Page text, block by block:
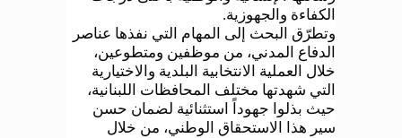
الكفاءة والجهوزية.
وتطرّق البحث إلى المهام التي نفذها عناصر
الدفاع المدني، من موظفين ومتطوعين،
خلال العملية الانتخابية البلدية والاختيارية
التي شهدتها مختلف المحافظات اللبنانية،
حيث بذلوا جهوداً استثنائية لضمان حسن
سير هذا الاستحقاق الوطني، من خلال